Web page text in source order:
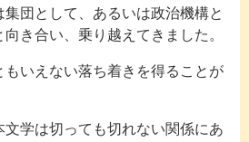
団として、あるいは政治機構と
き合い、乗り越えてきました。
もいえない落ち着きを得ることが
学は切っても切れない関係にあ